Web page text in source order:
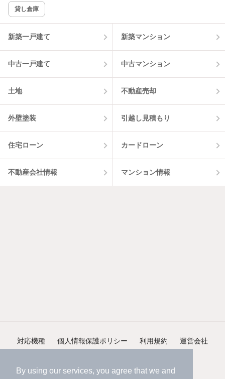
By using our services, you agree that we and
該当件数:
物件一覧に反映
貸し倉庫
新築一戸建て 新築マンション
中古一戸建て 中古マンション
土地 不動産売却
外壁塗装 引越し見積もり
住宅ローン カードローン
不動産会社情報 マンション情報
対応機種 個人情報保護ポリシー 利用規約 運営会社